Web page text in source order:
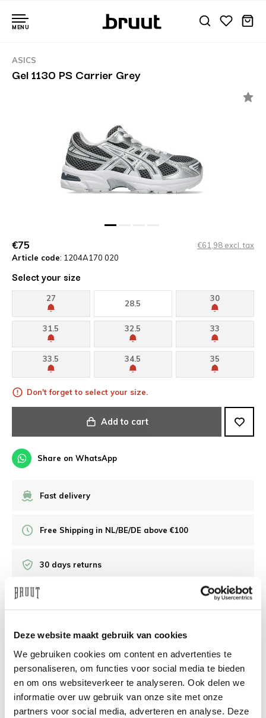
Deze website maakt gebruik van cookies
We gebruiken cookies om content en advertenties te
personaliseren, om functies voor social media te bieden
en om ons websiteverkeer te analyseren. Ook delen we
informatie over uw gebruik van onze site met onze
partners voor social media, adverteren en analyse. Deze
MENU
ASICS
Gel 1130 PS Carrier Grey
€75
€61,98 excl. tax
Article code: 1204A170 020
Select your size
27
28.5
30
31.5 32.5 33
33.5 34.5 35
Don't forget to select your size.
Add to cart
Share on WhatsApp
Fast delivery
Free Shipping in NL/BE/DE above €100
30 days returns
Need help? We're glad to help
info@bruut.nl Live chat Whatsapp
About this product